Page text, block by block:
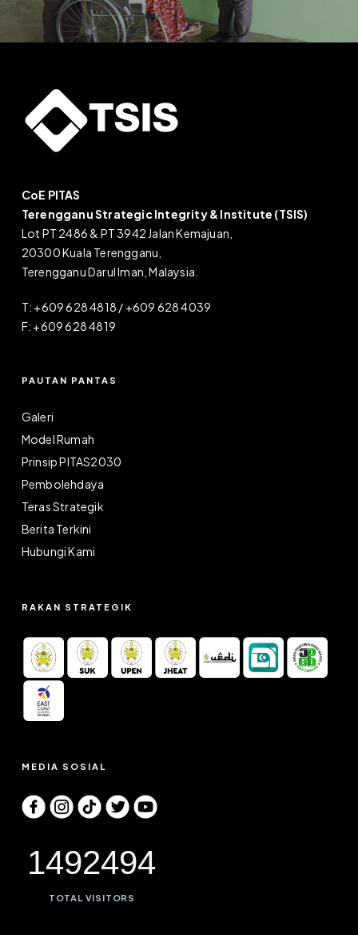
CoE PITAS
Terengganu Strategic Integrity & Institute (TSIS)
Lot PT 2486 & PT 3942 Jalan Kemajuan,
20300 Kuala Terengganu,
Terengganu Darul Iman, Malaysia.
T: +609 628 4818 / +609 628 4039
F: +609 628 4819
PAUTAN PANTAS
Galeri
Model Rumah
Prinsip PITAS2030
Pembolehdaya
Teras Strategik
Berita Terkini
Hubungi Kami
RAKAN STRATEGIK
MEDIA SOSIAL
1492494
TOTAL VISITORS